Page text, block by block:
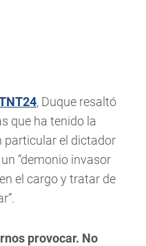
, Duque resaltó
que ha tenido la
particular el dictador
“demonio invasor
el cargo y tratar de
provocar. No